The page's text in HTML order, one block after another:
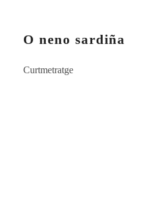
O neno sardiña
Curtmetratge